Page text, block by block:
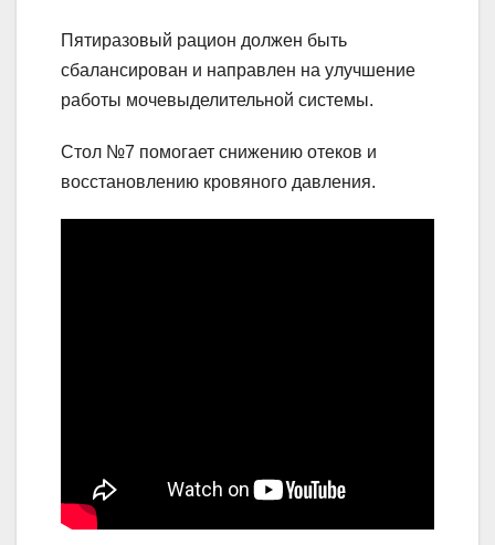
Пятиразовый рацион должен быть
сбалансирован и направлен на улучшение
работы мочевыделительной системы.
Стол №7 помогает снижению отеков и
восстановлению кровяного давления.